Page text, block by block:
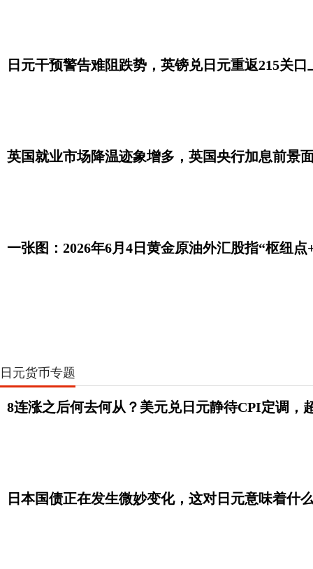
日元干预警告难阻跌势，英镑兑日元重返215关
英国就业市场降温迹象增多，英国央行加息前景
一张图：2026年6月4日黄金原油外汇股指“枢纽
日元货币专题
8连涨之后何去何从？美元兑日元静待CPI定调，
日本国债正在发生微妙变化，这对日元意味着什